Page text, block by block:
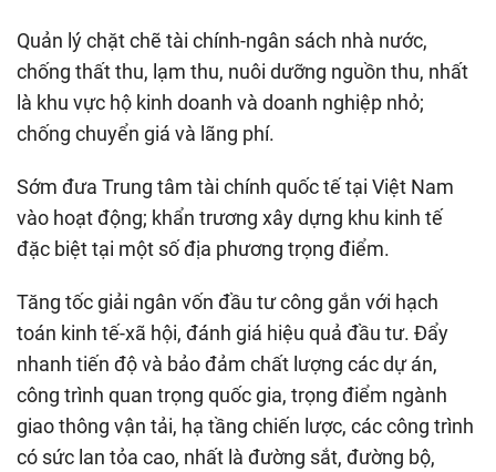
Quản lý chặt chẽ tài chính-ngân sách nhà nước,
chống thất thu, lạm thu, nuôi dưỡng nguồn thu, nhất
là khu vực hộ kinh doanh và doanh nghiệp nhỏ;
chống chuyển giá và lãng phí.
Sớm đưa Trung tâm tài chính quốc tế tại Việt Nam
vào hoạt động; khẩn trương xây dựng khu kinh tế
đặc biệt tại một số địa phương trọng điểm.
Tăng tốc giải ngân vốn đầu tư công gắn với hạch
toán kinh tế-xã hội, đánh giá hiệu quả đầu tư. Đẩy
nhanh tiến độ và bảo đảm chất lượng các dự án,
công trình quan trọng quốc gia, trọng điểm ngành
giao thông vận tải, hạ tầng chiến lược, các công trình
có sức lan tỏa cao, nhất là đường sắt, đường bộ,